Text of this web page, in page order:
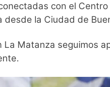
con el
la Ciudad de
Matanza seguimos